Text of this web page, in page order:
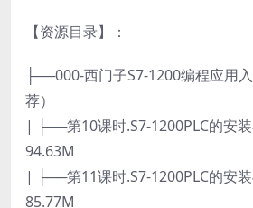
【资源目录】：
├──000-西门子S7-1200编程应用
荐）
| ├──第10课时.S7-1200PLC的安
94.63M
| ├──第11课时.S7-1200PLC的安
85.77M